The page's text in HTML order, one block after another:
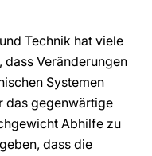
Technik hat viele
dass Veränderungen
Systemen
das gegenwärtige
Abhilfe zu
dass die